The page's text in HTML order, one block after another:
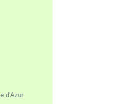
d'Azur